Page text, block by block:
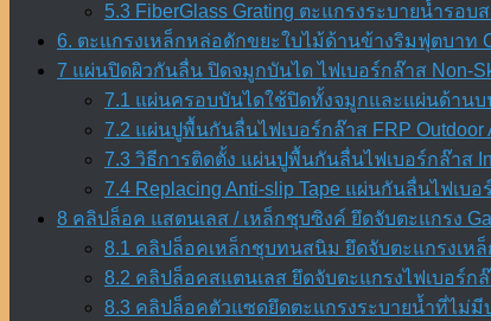
5.3 FiberGlass Grating ตะแกรงระบายน้ำรอ
6. ตะแกรงเหล็กหล่อดักขยะใบไม้ด้านข้างริมฟุตบาท
7 แผ่นปิดผิวกันลื่น ปิดจมูกบันได ไฟเบอร์กล๊าส Non-
7.1 แผ่นครอบบันไดใช้ปิดทั้งจมูกและแผ่นด้านบ
7.2 แผ่นปูพื้นกันลื่นไฟเบอร์กล๊าส FRP Outdoor
7.3 วิธีการติดตั้ง แผ่นปูพื้นกันลื่นไฟเบอร์กล๊าส
7.4 Replacing Anti-slip Tape แผ่นกันลื่นไฟเบ
8 คลิปล็อค แสตนเลส / เหล็กชุบซิงค์ ยึดจับตะแกรง
8.1 คลิปล็อคเหล็กชุบทนสนิม ยึดจับตะแกรงเหล็
8.2 คลิปล็อคสแตนเลส ยึดจับตะแกรงไฟเบอร์ก
8.3 คลิปล็อคตัวแซดยึดตะแกรงระบายน้ำที่ไม่มีบ่